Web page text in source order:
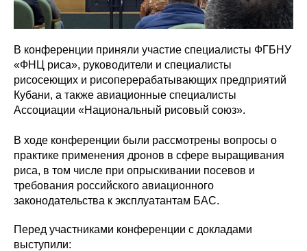
В конференции приняли участие специалисты ФГБНУ
«ФНЦ риса», руководители и специалисты
рисосеющих и рисоперерабатывающих предприятий
Кубани, а также авиационные специалисты
Ассоциации «Национальный рисовый союз».
В ходе конференции были рассмотрены вопросы о
практике применения дронов в сфере выращивания
риса, в том числе при опрыскивании посевов и
требования российского авиационного
законодательства к эксплуатантам БАС.
Перед участниками конференции с докладами
выступили: